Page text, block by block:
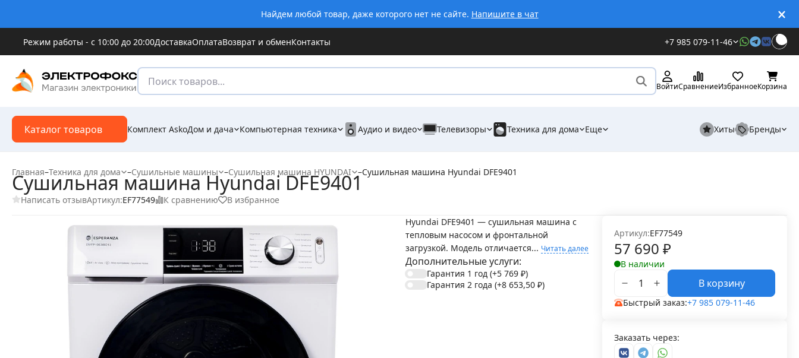
Найдем любой товар, даже которого нет не сайте. Напишите в чат
Режим работы - с 10:00 до 20:00ДоставкаОплатаВозврат и обменКонтакты +7 985 079-11-46
ВойтиСравнениеИзбранноеКорзина
Каталог товаров Комплект AskoДом и дача Компьютерная техника Аудио и видео Телевизоры Техника для дома Еще Хиты Бренды
Главная–Техника для дома –Сушильные машины –Сушильная машина HYUNDAI –Сушильная машина Hyundai DFE9401
Сушильная машина Hyundai DFE9401
Написать отзывАртикул:EF77549 К сравнению
В избранное
Hyundai DFE9401 — сушильная машина с
тепловым насосом и фронтальной
загрузкой. Модель отличается... Читать далее
Дополнительные услуги:
Гарантия 1 год (+5 769 ₽)
Гарантия 2 года (+8 653,50 ₽)
Артикул:EF77549
57 690 ₽
В наличии
В корзину
Быстрый заказ:+7 985 079-11-46
Заказать через: